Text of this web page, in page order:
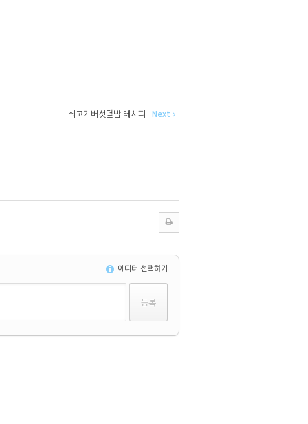
쇠고기버섯덮밥 레시피 Next
에디터 선택하기